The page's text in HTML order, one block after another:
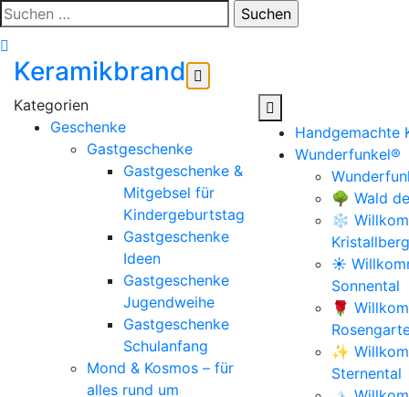
Zum
Inhalt
springen
Suchen
nach:
Keramikbrand
Geschenke
Gastgeschenke
Gastgeschenke &
Mitgebsel für
Kindergeburtstag
Gastgeschenke
Ideen
Gastgeschenke
Jugendweihe
Gastgeschenke
Schulanfang
Mond & Kosmos – für
alles rund um
Handgemachte
Wunderfunkel®
🌳 Wald
❄️
☀️
Sonnental
🌹
✨
Sternental